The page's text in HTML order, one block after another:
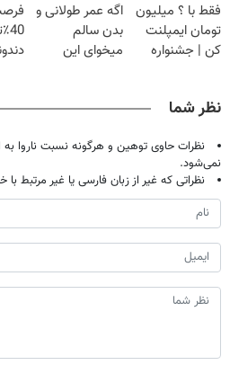
میلیون !
فقط با ؟ میلیون
تومان ایمپلنت
کن | جشنواره
اگه عمر طولانی و
بدن سالم
میخوای این
نظر شما
نظرات حاوی توهین و هرگونه نسبت ناروا
نمی‌شود.
نظراتی که غیر از زبان فارسی یا غیر مرتبط